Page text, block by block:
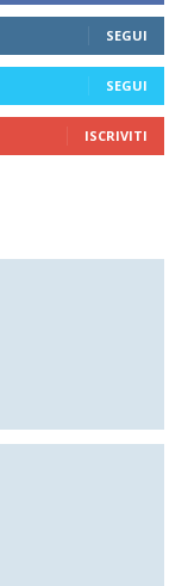
SEGUI
SEGUI
ISCRIVITI